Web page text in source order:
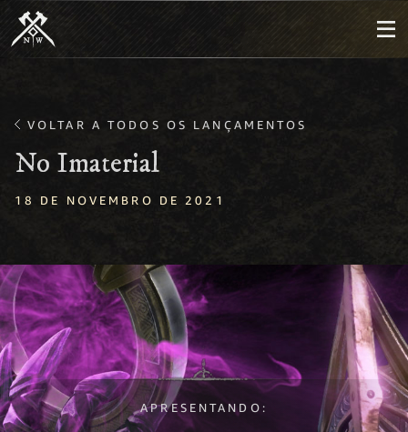
VOLTAR A TODOS OS LANÇAMENTOS
No Imaterial
18 DE NOVEMBRO DE 2021
APRESENTANDO: